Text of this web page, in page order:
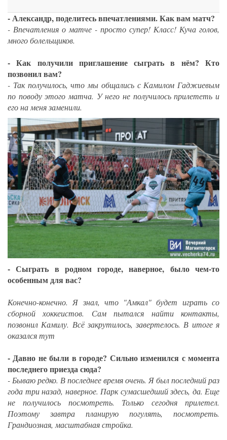
- Александр, поделитесь впечатлениями. Как вам матч?
- Впечатления о матче - просто супер! Класс! Куча голов,
много болельщиков.
- Как получили приглашение сыграть в нём? Кто
позвонил вам?
- Так получилось, что мы общались с Камилом Гаджиевым
по поводу этого матча. У него не получилось прилететь и
его на меня заменили.
- Сыграть в родном городе, наверное, было чем-то
особенным для вас?
Конечно-конечно. Я знал, что "Амкал" будет играть со
сборной хоккеистов. Сам пытался найти контакты,
позвонил Камилу. Всё закрутилось, завертелось. В итоге я
оказался тут
- Давно не были в городе? Сильно изменился с момента
последнего приезда сюда?
- Бываю редко. В последнее время очень. Я был последний раз
года три назад, наверное. Парк сумасшедший здесь, да. Еще
не получилось посмотреть. Только сегодня прилетел.
Поэтому завтра планирую погулять, посмотреть.
Грандиозная, масштабная стройка.